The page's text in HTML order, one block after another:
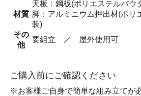
材質
天板：鋼板(ポリエステルパウ
脚：アルミニウム押出材(ポリ
装)
その
他
要組立 ／ 屋外使用可
ご購入前にご確認ください
※お客様ご自身で簡単な組み立てが